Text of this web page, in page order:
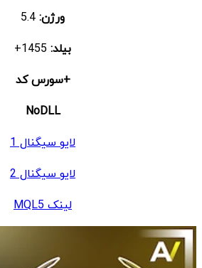
ورژن:
بیلد:
+سورس کد
NoDLL
لایو سیگنال 1
لایو سیگنال 2
لینک MQL5